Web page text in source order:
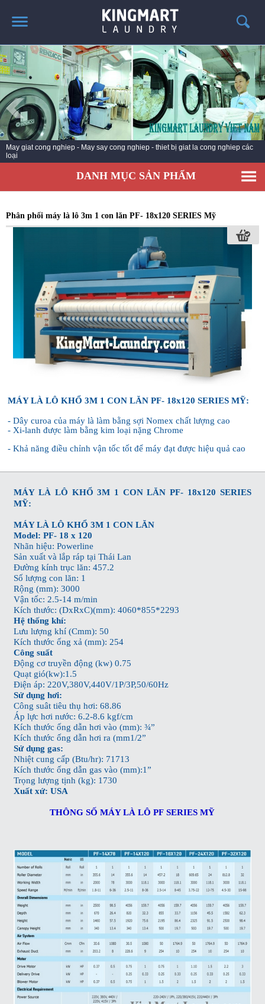
TRANG CHỦ
GIỚI THIỆU
SẢN PHẨM
TIN TỨC GIẶT LÀ
CÔNG TRÌNH TRIỂN KHAI
LIÊN HỆ
May giat cong nghiep - May say cong nghiep - thiet bị giat la cong nghiep các
loại
DANH MỤC SẢN PHẨM
Phân phối máy là lô 3m 1 con lăn PF- 18x120 SERIES Mỹ
MÁY LÀ LÔ KHỔ 3M 1 CON LĂNPF- 18x120 SERIES MỸ:
- Dây curoa của máy là làm bằng sợi Nomex chất lượng cao
- Xi-lanh được làm bằng kim loại nặng Chrome
- Khả năng điều chỉnh vận tốc tốt để máy đạt được hiệu quả cao
MÁY LÀ LÔ KHỔ 3M 1 CON LĂNPF- 18x120 SERIES
MỸ:
MÁY LÀ LÔ KHỔ 3M 1 CON LĂN
Model: PF- 18 x 120
Nhãn hiệu: Powerline
Sản xuất và lắp ráp tại Thái Lan
Đường kính trục lăn: 457.2
Số lượng con lăn: 1
Rộng (mm): 3000
Vận tốc: 2.5-14 m/min
Kích thước: (DxRxC)(mm): 4060*855*2293
Hệ thống khí:
Lưu lượng khí (Cmm): 50
Kích thước ống xả (mm): 254
Công suất
Động cơ truyền động (kw) 0.75
Quạt gió(kw):1.5
Điện áp: 220V,380V,440V/1P/3P,50/60Hz
Sử dụng hơi:
Công suât tiêu thụ hơi: 68.86
Áp lực hơi nước: 6.2-8.6 kgf/cm
Kích thước ống dẫn hơi vào (mm): ¾”
Kích thước ống dẫn hơi ra (mm1/2”
Sử dụng gas:
Nhiệt cung cấp (Btu/hr): 71713
Kích thước ống dẫn gas vào (mm):1”
Trọng lượng tịnh (kg): 1730
Xuất xứ: USA
THÔNG SỐ MÁY LÀ LÔ PF SERIES MỸ